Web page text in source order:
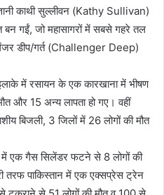
काथी सुल्लीवन (Kathy Sullivan)
बन गईं, जो महासागरों में सबसे गहरे तल
डीप/गर्त (Challenger Deep)
में रसायन के एक कारखाना में भीषण
और 15 अन्य लापता हो गए। वहीं
बिजली, 3 जिलों में 26 लोगों की मौत
में एक गैस सिलेंडर फटने से 8 लोगों की
तरफ पाकिस्तान में एक एक्सप्रेस ट्रेन